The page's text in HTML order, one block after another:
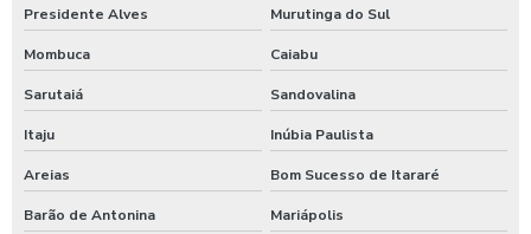
Presidente Alves Murutinga do Sul
Mombuca Caiabu
Sarutaiá Sandovalina
Itaju Inúbia Paulista
Areias Bom Sucesso de Itararé
Barão de Antonina Mariápolis